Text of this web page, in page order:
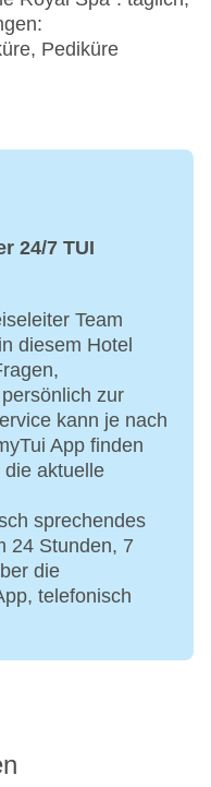
Pediküre
24/7 TUI
Team
diesem Hotel
zur
kann je nach
App finden
die aktuelle
sprechendes
24 Stunden, 7
die
telefonisch